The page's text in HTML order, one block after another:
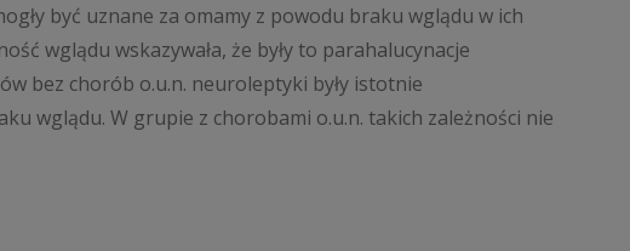
być uznane za omamy z powodu braku wglądu w ich
wglądu wskazywała, że były to parahalucynacje
bez chorób o.u.n. neuroleptyki były istotnie
wglądu. W grupie z chorobami o.u.n. takich zależności nie